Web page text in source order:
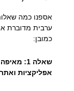
אספנו כמה
ערבית מדוברת
כמובן:
שאלה 1:
אפליקציות